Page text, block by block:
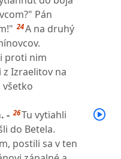
Pán
24A na druhý
proti nim
z Izraelitov na
všetko
- 26Tu vytiahli
do Betela.
postili sa v ten